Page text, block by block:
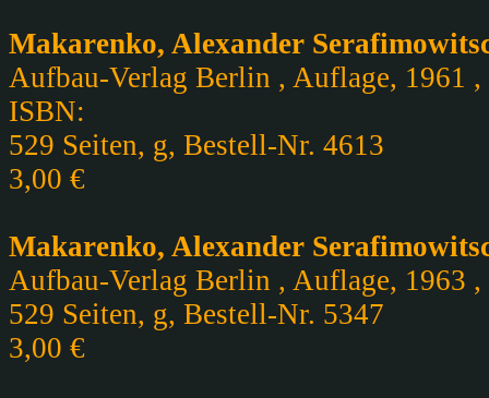
Makarenko, Alexander
Aufbau-Verlag Berlin , Auflage, 1961
ISBN:
529 Seiten, g, Bestell-Nr. 4613
3,00 €
Makarenko, Alexander
Aufbau-Verlag Berlin , Auflage, 1963
529 Seiten, g, Bestell-Nr. 5347
3,00 €